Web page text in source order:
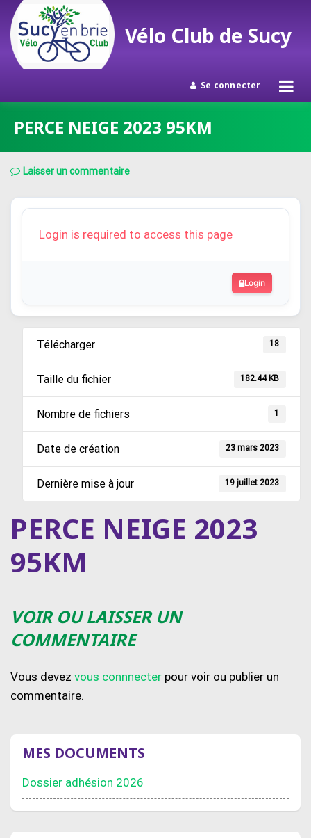
contenu
Vélo Club de Sucy
Se connecter
PERCE NEIGE 2023 95KM
Laisser un commentaire
Login is required to access this page
Login
Télécharger 18
Taille du fichier 182.44 KB
Nombre de fichiers 1
Date de création 23 mars 2023
Dernière mise à jour 19 juillet 2023
PERCE NEIGE 2023
95KM
VOIR OU LAISSER UN
COMMENTAIRE
Vous devez vous connnecter pour voir ou publier un
commentaire.
MES DOCUMENTS
Dossier adhésion 2026